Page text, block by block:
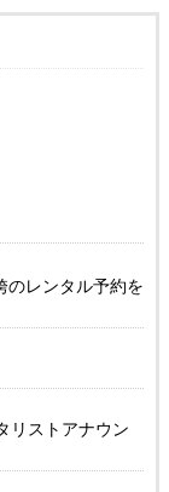
のレンタル予約を
リストアナウン